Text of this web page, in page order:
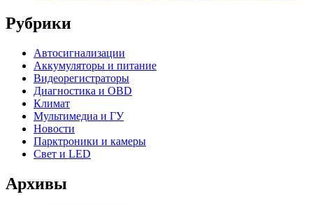
Рубрики
Автосигнализации
Аккумуляторы и питание
Видеорегистраторы
Диагностика и OBD
Климат
Мультимедиа и ГУ
Новости
Парктроники и камеры
Свет и LED
Архивы